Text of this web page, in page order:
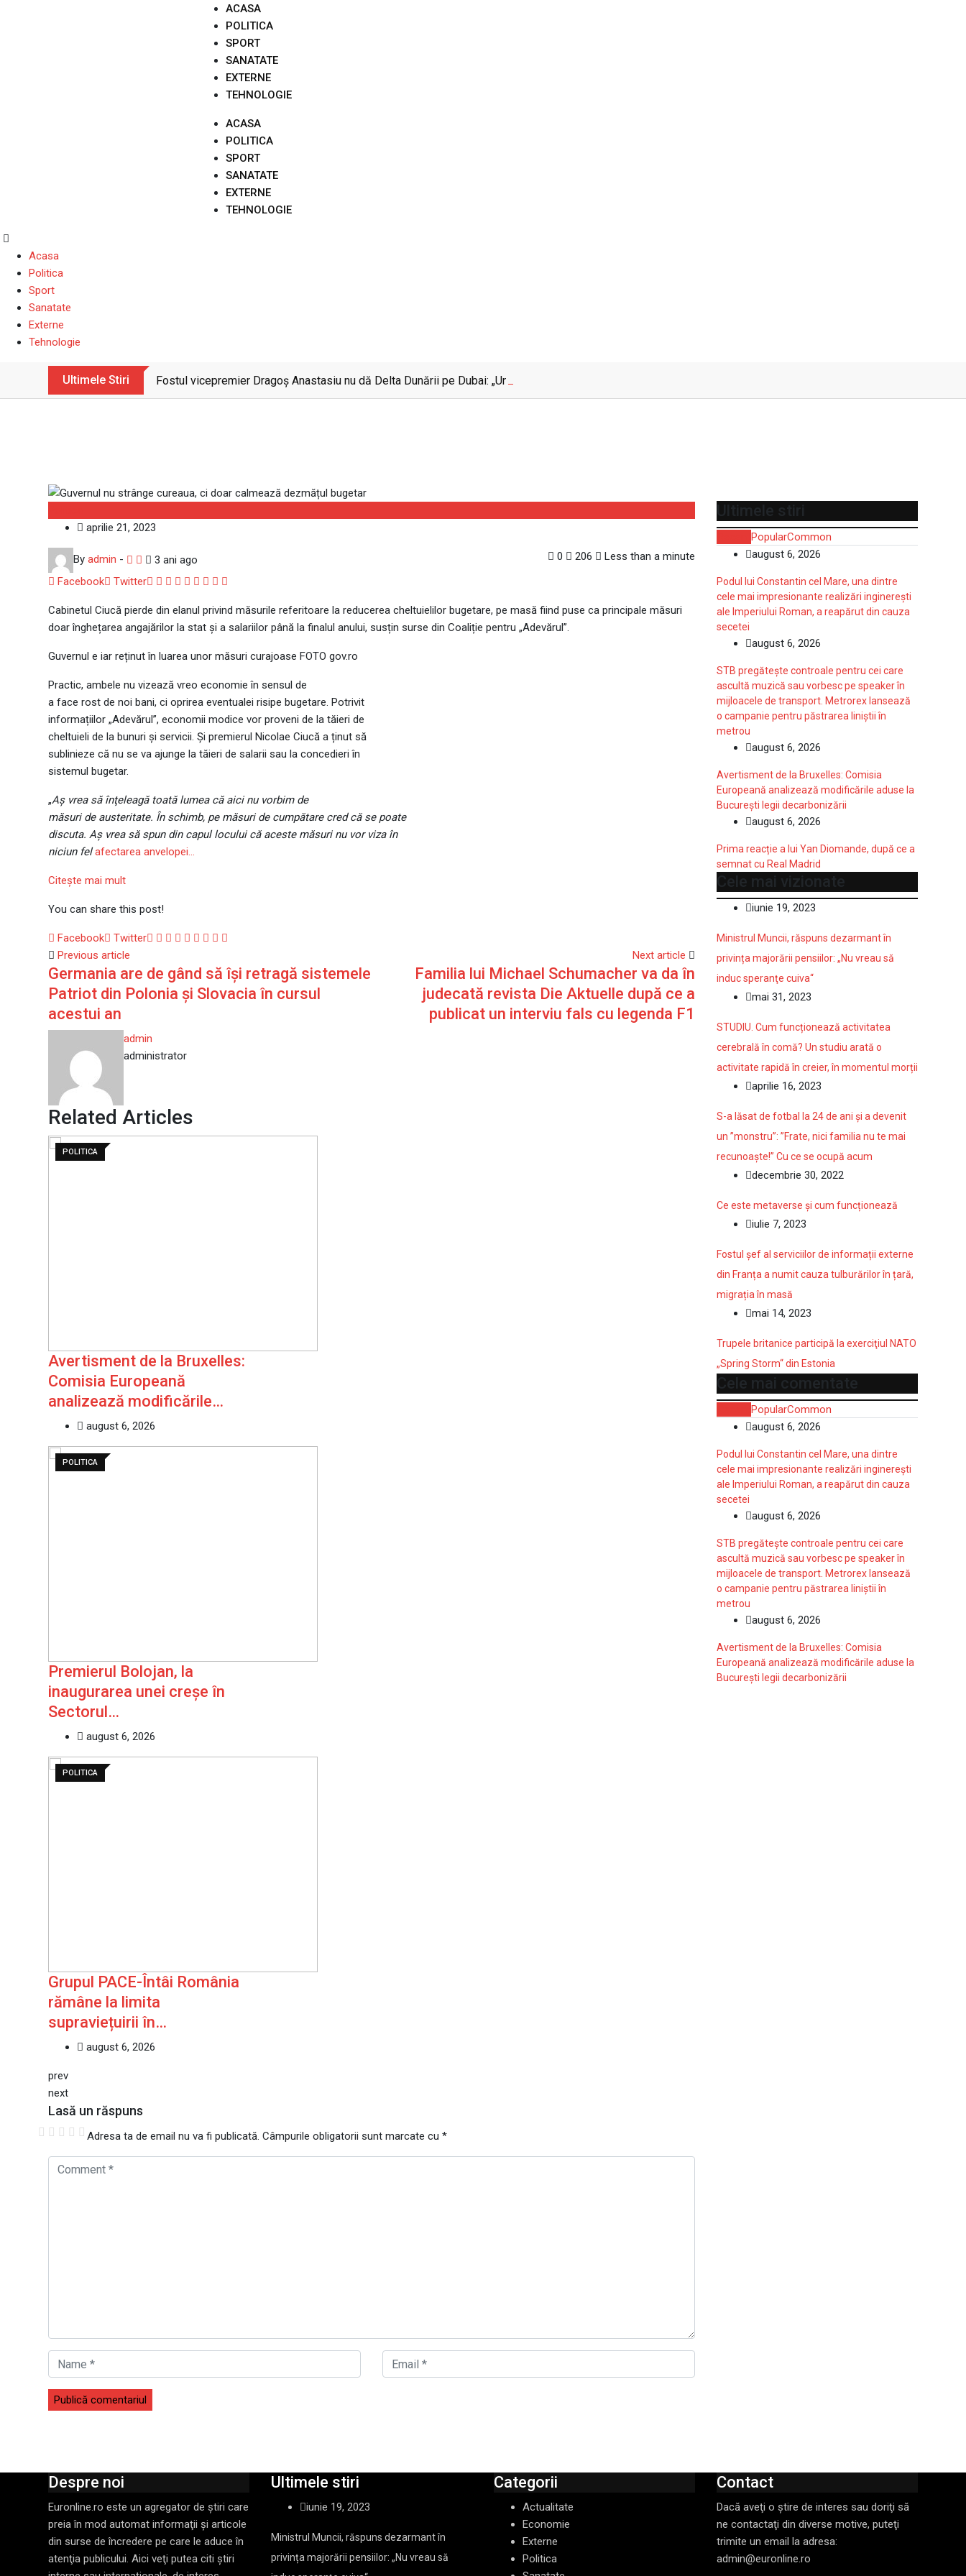
ACASA
POLITICA
SPORT
SANATATE
EXTERNE
TEHNOLOGIE
ACASA
POLITICA
SPORT
SANATATE
EXTERNE
TEHNOLOGIE
Acasa
Politica
Sport
Sanatate
Externe
Tehnologie
Ultimele Stiri Fostul vicepremier Dragoș Anastasiu nu dă Delta Dunării pe Dubai: „Uneori, Paradisul este mai aproape decât credem”
aprilie 21, 2023
By admin - 3 ani ago 0 206
Less than a minute
Facebook
Twitter Google+
LinkedIn
Whatsapp
StumbleUpon
Tumblr
Pinterest
Reddit
Share
Email
Cabinetul Ciucă pierde din elanul privind măsurile referitoare la reducerea cheltuielilor bugetare, pe masă fiind puse ca principale măsuri
doar înghețarea angajărilor la stat și a salariilor până la finalul anului, susțin surse din Coaliție pentru „Adevărul”.
Guvernul e iar reținut în luarea unor măsuri curajoase FOTO gov.ro
Practic, ambele nu vizează vreo economie în sensul de
a face rost de noi bani, ci oprirea eventualei risipe bugetare. Potrivit
informațiilor „Adevărul”, economii modice vor proveni de la tăieri de
cheltuieli de la bunuri și servicii. Și premierul Nicolae Ciucă a ținut să
sublinieze că nu se va ajunge la tăieri de salarii sau la concedieri în
sistemul bugetar.
„Aş vrea să înţeleagă toată lumea că aici nu vorbim de
măsuri de austeritate. În schimb, pe măsuri de cumpătare cred că se poate
discuta. Aş vrea să spun din capul locului că aceste măsuri nu vor viza în
niciun felafectarea anvelopei…
Citeşte mai mult
You can share this post!
Facebook Twitter Google+
LinkedIn
Whatsapp
StumbleUpon
Tumblr
Pinterest
Reddit
Share
Email
Previous article
Germania are de gând să își retragă sistemele
Patriot din Polonia și Slovacia în cursul
acestui an
Next article
Familia lui Michael Schumacher va da în
judecată revista Die Aktuelle după ce a
publicat un interviu fals cu legenda F1
admin
administrator
Related Articles
POLITICA
Avertisment de la Bruxelles:
Comisia Europeană
analizează modificările…
august 6, 2026
POLITICA
Premierul Bolojan, la
inaugurarea unei creșe în
Sectorul…
august 6, 2026
POLITICA
Grupul PACE-Întâi România
rămâne la limita
supraviețuirii în…
august 6, 2026
prev
next
Lasă un răspuns
Adresa ta de email nu va fi publicată. Câmpurile obligatorii sunt marcate cu *
Ultimele stiri
PopularCommon
august 6, 2026
Podul lui Constantin cel Mare, una dintre
cele mai impresionante realizări inginerești
ale Imperiului Roman, a reapărut din cauza
secetei
august 6, 2026
STB pregătește controale pentru cei care
ascultă muzică sau vorbesc pe speaker în
mijloacele de transport. Metrorex lansează
o campanie pentru păstrarea liniștii în
metrou
august 6, 2026
Avertisment de la Bruxelles: Comisia
Europeană analizează modificările aduse la
București legii decarbonizării
august 6, 2026
Prima reacție a lui Yan Diomande, după ce a
semnat cu Real Madrid
Cele mai vizionate
iunie 19, 2023
Ministrul Muncii, răspuns dezarmant în
privința majorării pensiilor: „Nu vreau să
induc speranţe cuiva“
mai 31, 2023
STUDIU. Cum funcționează activitatea
cerebrală în comă? Un studiu arată o
activitate rapidă în creier, în momentul morții
aprilie 16, 2023
S-a lăsat de fotbal la 24 de ani și a devenit
un ”monstru”: ”Frate, nici familia nu te mai
recunoaște!” Cu ce se ocupă acum
decembrie 30, 2022
Ce este metaverse și cum funcționează
iulie 7, 2023
Fostul șef al serviciilor de informații externe
din Franța a numit cauza tulburărilor în țară,
migrația în masă
mai 14, 2023
Trupele britanice participă la exerciţiul NATO
„Spring Storm“ din Estonia
Cele mai comentate
PopularCommon
august 6, 2026
Podul lui Constantin cel Mare, una dintre
cele mai impresionante realizări inginerești
ale Imperiului Roman, a reapărut din cauza
secetei
august 6, 2026
STB pregătește controale pentru cei care
ascultă muzică sau vorbesc pe speaker în
mijloacele de transport. Metrorex lansează
o campanie pentru păstrarea liniștii în
metrou
august 6, 2026
Avertisment de la Bruxelles: Comisia
Europeană analizează modificările aduse la
București legii decarbonizării
Despre noi
Euronline.ro este un agregator de ştiri care
preia în mod automat informaţii şi articole
din surse de încredere pe care le aduce în
atenţia publicului. Aici veţi putea citi ştiri
Ultimele stiri
iunie 19, 2023
Ministrul Muncii, răspuns dezarmant în
privința majorării pensiilor: „Nu vreau să
Categorii
Actualitate
Economie
Externe
Politica
Contact
Dacă aveţi o ştire de interes sau doriţi să
ne contactaţi din diverse motive, puteţi
trimite un email la adresa:
admin@euronline.ro